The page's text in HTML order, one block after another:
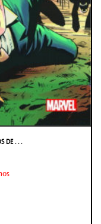
DE . . .